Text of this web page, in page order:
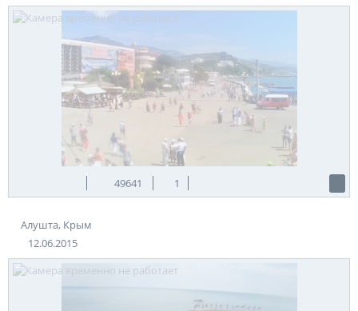
49641 1
Алушта, Крым
12.06.2015